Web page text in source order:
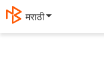
मराठी